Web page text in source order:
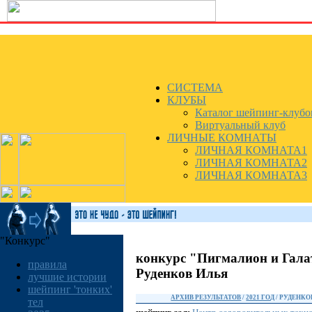
СИСТЕМА
КЛУБЫ
Каталог шейпинг-
Виртуальный клуб
ЛИЧНЫЕ КОМНАТЫ
ЛИЧНАЯ КОМНАТА1
ЛИЧНАЯ КОМНАТА2
ЛИЧНАЯ КОМНАТА3
"Конкурс"
правила
лучшие истории
шейпинг 'тонких'
тел
конкурс "Пигмалион и
Руденков Илья
АРХИВ РЕЗУЛЬТАТОВ /2021 ГОД /